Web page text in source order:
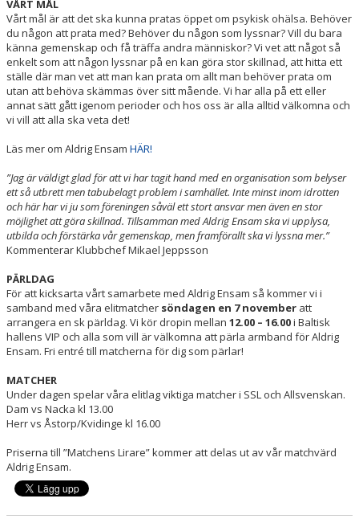
VÅRT MÅL
Vårt mål är att det ska kunna pratas öppet om psykisk ohälsa. Behöver
du någon att prata med? Behöver du någon som lyssnar? Vill du bara
känna gemenskap och få träffa andra människor? Vi vet att något så
enkelt som att någon lyssnar på en kan göra stor skillnad, att hitta ett
ställe där man vet att man kan prata om allt man behöver prata om
utan att behöva skämmas över sitt mående. Vi har alla på ett eller
annat sätt gått igenom perioder och hos oss är alla alltid välkomna och
vi vill att alla ska veta det!
Läs mer om Aldrig Ensam HÄR!
”Jag är väldigt glad för att vi har tagit hand med en organisation som belyser
ett så utbrett men tabubelagt problem i samhället. Inte minst inom idrotten
och här har vi ju som föreningen såväl ett stort ansvar men även en stor
möjlighet att göra skillnad. Tillsamman med Aldrig Ensam ska vi upplysa,
utbilda och förstärka vår gemenskap, men framförallt ska vi lyssna mer.”
Kommenterar Klubbchef Mikael Jeppsson
PÄRLDAG
För att kicksarta vårt samarbete med Aldrig Ensam så kommer vi i
samband med våra elitmatcher söndagen en 7 november att
arrangera en sk pärldag. Vi kör dropin mellan 12.00 – 16.00i Baltisk
hallens VIP och alla som vill är välkomna att pärla armband för Aldrig
Ensam. Fri entré till matcherna för dig som pärlar!
MATCHER
Under dagen spelar våra elitlag viktiga matcher i SSL och Allsvenskan.
Dam vs Nacka kl 13.00
Herr vs Åstorp/Kvidinge kl 16.00
Priserna till ”Matchens Lirare” kommer att delas ut av vår matchvärd
Aldrig Ensam.